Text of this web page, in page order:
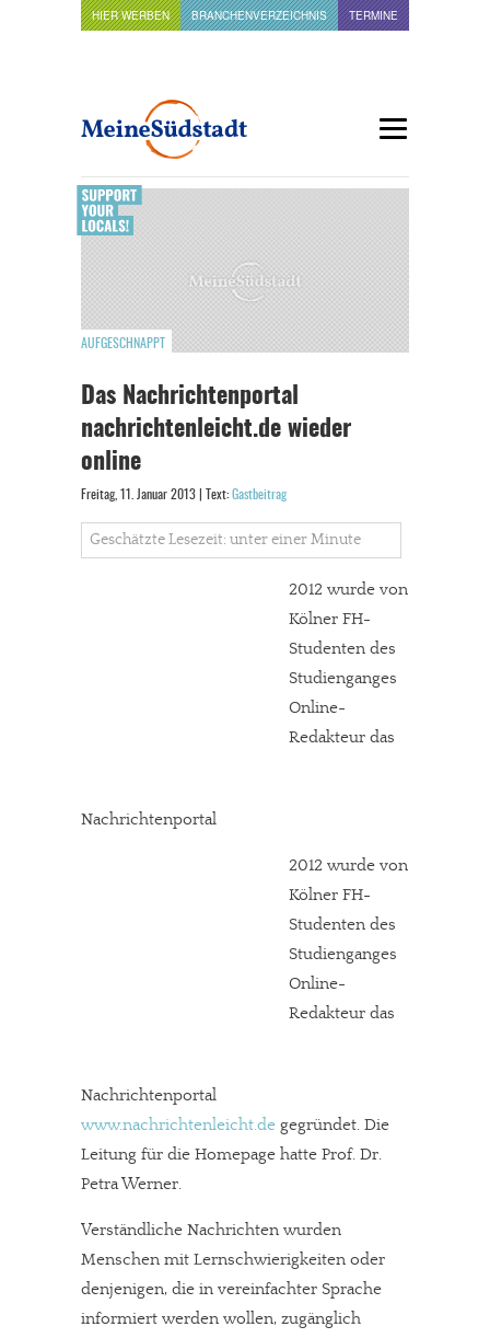
HIER WERBEN BRANCHENVERZEICHNIS TERMINE
AUFGESCHNAPPT
Das Nachrichtenportal
nachrichtenleicht.de wieder
online
Freitag, 11. Januar 2013 | Text: Gastbeitrag
Geschätzte Lesezeit: unter einer Minute
2012 wurde von
Kölner FH-
Studenten des
Studienganges
Online-
Redakteur das
Nachrichtenportal
2012 wurde von
Kölner FH-
Studenten des
Studienganges
Online-
Redakteur das
Nachrichtenportal
www.nachrichtenleicht.de gegründet. Die
Leitung für die Homepage hatte Prof. Dr.
Petra Werner.
Verständliche Nachrichten wurden
Menschen mit Lernschwierigkeiten oder
denjenigen, die in vereinfachter Sprache
informiert werden wollen, zugänglich